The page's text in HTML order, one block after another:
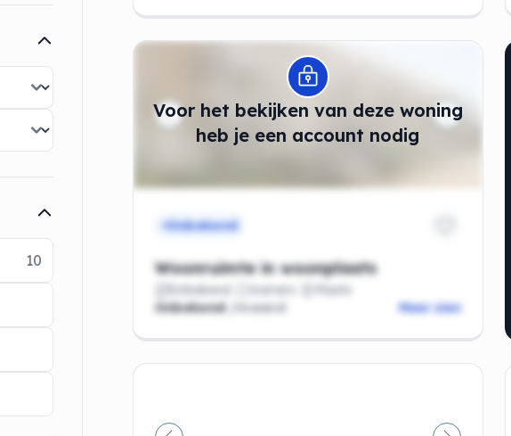
10
Voor het bekijken van deze woning
heb je een account nodig
Modal openen
Onbekend
Woonruimte in woonplaats
Onbekend Kamers
Plaats
Onbekend
/maand Meer zien